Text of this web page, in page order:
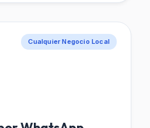
Cualquier Negocio Local